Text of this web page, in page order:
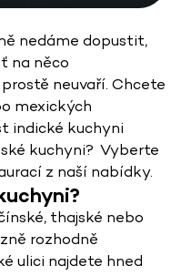
nedáme dopustit,
na něco
neuvaří. Chcete
mexických
indické kuchyni
kuchyni? Vyberte
z naší nabídky.
thajské nebo
rozhodně
ulici najdete hned